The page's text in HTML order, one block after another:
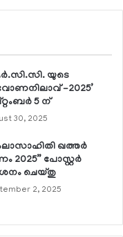
യുടെ
-2025’
5 ന്
30, 2025
ഖത്തര്‍
2025” പോസ്റ്റര്‍
ചെയ്തു
2, 2025